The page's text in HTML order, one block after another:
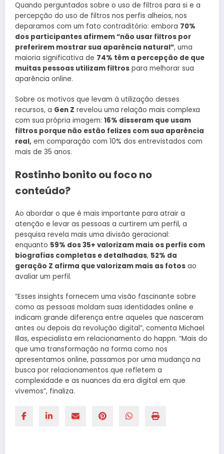
Quando perguntados sobre o uso de filtros para si e a
percepção do uso de filtros nos perfis alheios, nos
deparamos com um fato contraditório: embora 70%
dos participantes afirmem “não usar filtros por
preferirem mostrar sua aparência natural”, uma
maioria significativa de 74% têm a percepção de que
muitas pessoas utilizam filtros para melhorar sua
aparência online.
Sobre os motivos que levam à utilização desses
recursos, a Gen Z revelou uma relação mais complexa
com sua própria imagem: 16% disseram que usam
filtros porque não estão felizes com sua aparência
real, em comparação com 10% dos entrevistados com
mais de 35 anos.
Rostinho bonito ou foco no
conteúdo?
Ao abordar o que é mais importante para atrair a
atenção e levar as pessoas a curtirem um perfil, a
pesquisa revela mais uma divisão geracional:
enquanto 59% dos 35+ valorizam mais os perfis com
biografias completas e detalhadas, 52% da
geração Z afirma que valorizam mais as fotos ao
avaliar um perfil.
“Esses insights fornecem uma visão fascinante sobre
como as pessoas moldam suas identidades online e
indicam grande diferença entre aqueles que nasceram
antes ou depois da revolução digital”, comenta Michael
Illas, especialista em relacionamento do happn. “Mais do
que uma transformação na forma como nos
apresentamos online, passamos por uma mudança na
busca por relacionamentos que refletem a
complexidade e as nuances da era digital em que
vivemos”, finaliza.